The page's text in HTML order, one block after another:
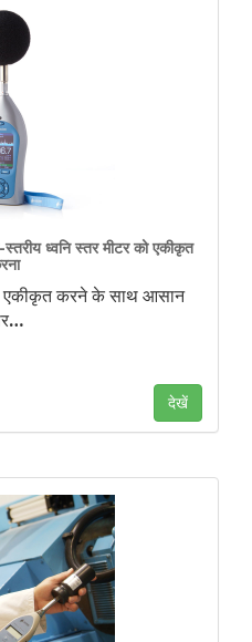
ध्वनि स्तर मीटर को एकीकृत
एकीकृत करने के साथ आसान
…
देखें